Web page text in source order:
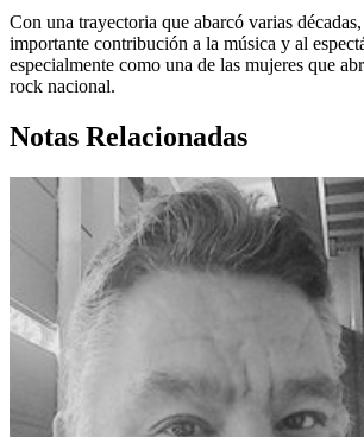
Con una trayectoria que abarcó varias
importante contribución a la música y al
especialmente como una de las mujeres que
rock nacional.
Notas Relacionadas